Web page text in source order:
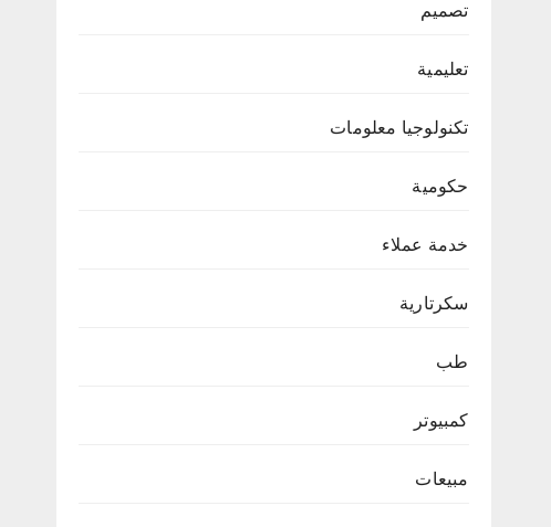
تصميم
تعليمية
تكنولوجيا معلومات
حكومية
خدمة عملاء
سكرتارية
طب
كمبيوتر
مبيعات